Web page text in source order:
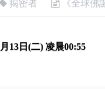
揭密者 《全球佛
13日(二) 凌晨00:55